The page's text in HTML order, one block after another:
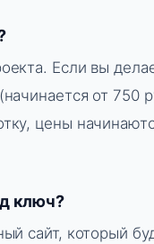
Если вы
от 750
цены
ключ?
сайт, который